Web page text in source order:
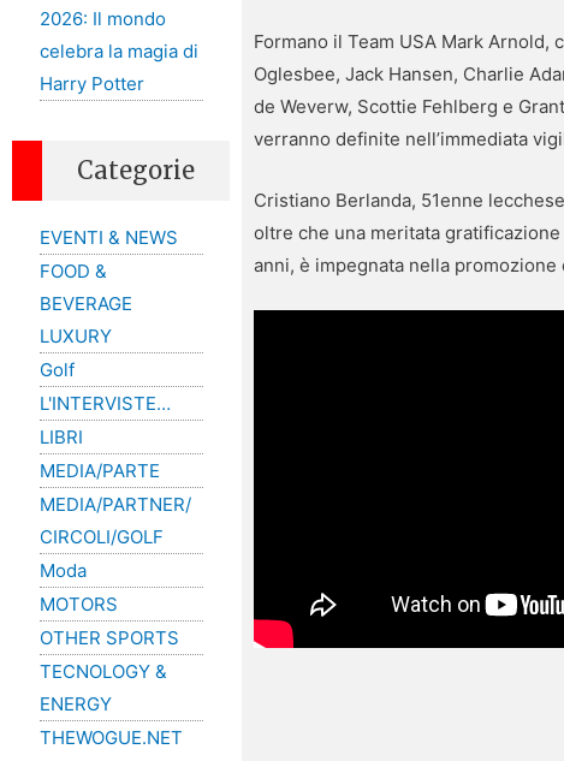
2026: Il mondo
celebra la magia di
Harry Potter
Categorie
EVENTI & NEWS
FOOD &
BEVERAGE
LUXURY
Golf
L'INTERVISTE…
LIBRI
MEDIA/PARTE
MEDIA/PARTNER/
CIRCOLI/GOLF
Moda
MOTORS
OTHER SPORTS
TECNOLOGY &
ENERGY
THEWOGUE.NET
Formano il Team USA Mark Arnold,
Oglesbee, Jack Hansen, Charlie
de Weverw, Scottie Fehlberg e
verranno definite nell’immediata
Cristiano Berlanda, 51enne
oltre che una meritata
anni, è impegnata nella